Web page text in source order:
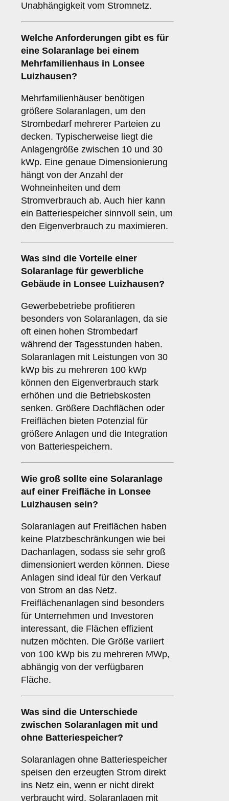
Unabhängigkeit vom Stromnetz.
Welche Anforderungen gibt es für
eine Solaranlage bei einem
Mehrfamilienhaus in Lonsee
Luizhausen?
Mehrfamilienhäuser benötigen
größere Solaranlagen, um den
Strombedarf mehrerer Parteien zu
decken. Typischerweise liegt die
Anlagengröße zwischen 10 und 30
kWp. Eine genaue Dimensionierung
hängt von der Anzahl der
Wohneinheiten und dem
Stromverbrauch ab. Auch hier kann
ein Batteriespeicher sinnvoll sein, um
den Eigenverbrauch zu maximieren.
Was sind die Vorteile einer
Solaranlage für gewerbliche
Gebäude in Lonsee Luizhausen?
Gewerbebetriebe profitieren
besonders von Solaranlagen, da sie
oft einen hohen Strombedarf
während der Tagesstunden haben.
Solaranlagen mit Leistungen von 30
kWp bis zu mehreren 100 kWp
können den Eigenverbrauch stark
erhöhen und die Betriebskosten
senken. Größere Dachflächen oder
Freiflächen bieten Potenzial für
größere Anlagen und die Integration
von Batteriespeichern.
Wie groß sollte eine Solaranlage
auf einer Freifläche in Lonsee
Luizhausen sein?
Solaranlagen auf Freiflächen haben
keine Platzbeschränkungen wie bei
Dachanlagen, sodass sie sehr groß
dimensioniert werden können. Diese
Anlagen sind ideal für den Verkauf
von Strom an das Netz.
Freiflächenanlagen sind besonders
für Unternehmen und Investoren
interessant, die Flächen effizient
nutzen möchten. Die Größe variiert
von 100 kWp bis zu mehreren MWp,
abhängig von der verfügbaren
Fläche.
Was sind die Unterschiede
zwischen Solaranlagen mit und
ohne Batteriespeicher?
Solaranlagen ohne Batteriespeicher
speisen den erzeugten Strom direkt
ins Netz ein, wenn er nicht direkt
verbraucht wird. Solaranlagen mit